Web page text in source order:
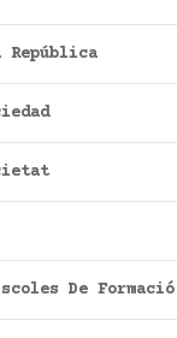
República
De Formació